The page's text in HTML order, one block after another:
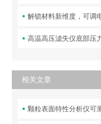
解锁材料新维度，可调
高温高压滤失仪底部压
相关文章